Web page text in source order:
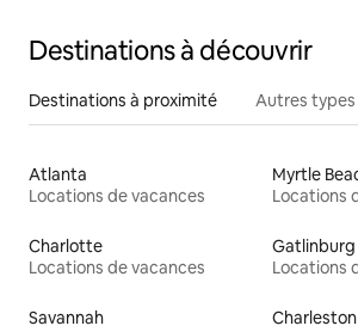
Destinations à découvrir
Destinations à proximité Autres
Atlanta
Locations de vacances
Myrtle
Locations
Charlotte
Locations de vacances
Gatlinburg
Locations
Savannah
Charleston